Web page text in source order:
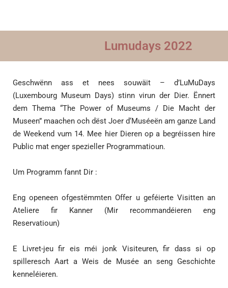
Lumudays 2022
Geschwënn ass et nees souwäit – d’LuMuDays
(Luxembourg Museum Days) stinn virun der Dier. Ënnert
dem Thema “The Power of Museums / Die Macht der
Museen” maachen och dëst Joer d‘Muséeën am ganze Land
de Weekend vum 14. Mee hier Dieren op a begréissen hire
Public mat enger spezieller Programmatioun.
Um Programm fannt Dir :
Eng openeen ofgestëmmten Offer u geféierte Visitten an
Ateliere fir Kanner (Mir recommandéieren eng
Reservatioun)
E Livret-jeu fir eis méi jonk Visiteuren, fir dass si op
spilleresch Aart a Weis de Musée an seng Geschichte
kenneléieren.